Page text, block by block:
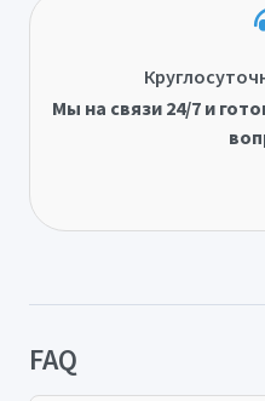
Мы на связи 24/7 и
FAQ